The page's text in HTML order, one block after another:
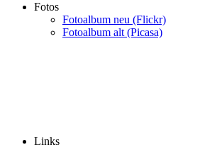
Fotos
Fotoalbum neu (Flickr)
Fotoalbum alt (Picasa)
Links